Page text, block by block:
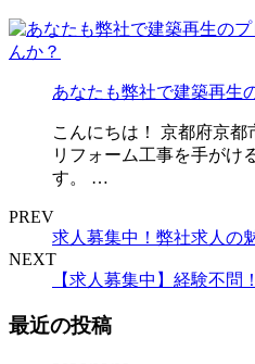
あなたも弊社で建築再生
こんにちは！ 京都府京都
リフォーム工事を手がけ
す。 …
PREV
求人募集中！弊社求人の
NEXT
【求人募集中】経験不問
最近の投稿